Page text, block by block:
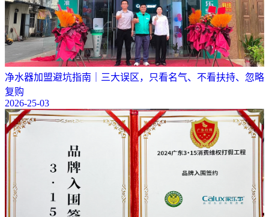
净水器加盟避坑指南｜三大误区，只看名气、不看扶持、忽略
复购
2026-25-03